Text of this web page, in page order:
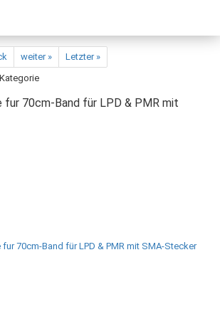
weiter »
Letzter »
fur 70cm-Band für LPD & PMR mit